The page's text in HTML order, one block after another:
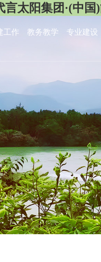
言太阳集团·(中国
工作 教务教学 专业建设